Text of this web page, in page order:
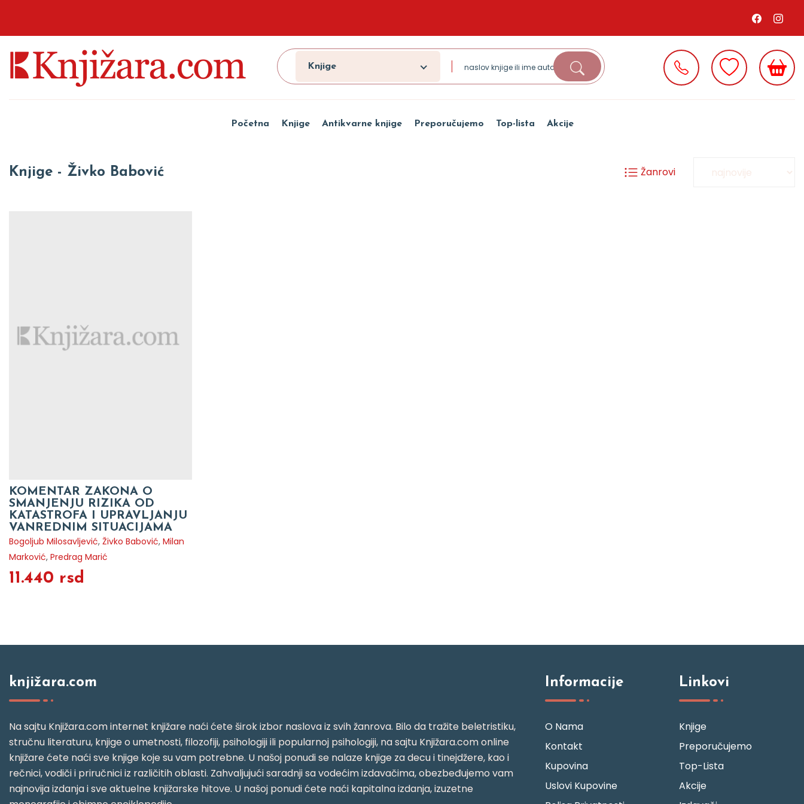
Knjige
Početna Knjige Antikvarne knjige Preporučujemo Top-lista Akcije
Knjige - Živko Babović Žanrovi
KOMENTAR ZAKONA O
SMANJENJU RIZIKA OD
KATASTROFA I UPRAVLJANJU
VANREDNIM SITUACIJAMA
Bogoljub Milosavljević, Živko Babović, Milan
Marković, Predrag Marić
11.440 rsd
knjižara.com
Na sajtu Knjižara.com internet knjižare naći ćete širok izbor naslova iz svih žanrova. Bilo da tražite beletristiku,
stručnu literaturu, knjige o umetnosti, filozofiji, psihologiji ili popularnoj psihologiji, na sajtu Knjižara.com online
knjižare ćete naći sve knjige koje su vam potrebne. U našoj ponudi se nalaze knjige za decu i tinejdžere, kao i
rečnici, vodiči i priručnici iz različitih oblasti. Zahvaljujući saradnji sa vodećim izdavačima, obezbeđujemo vam
najnovija izdanja i sve aktuelne knjižarske hitove. U našoj ponudi ćete naći kapitalna izdanja, izuzetne
Informacije
O Nama
Kontakt
Kupovina
Uslovi Kupovine
Linkovi
Knjige
Preporučujemo
Top-Lista
Akcije